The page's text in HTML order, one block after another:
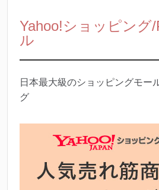
Yahoo!ショッピング
ル
日本最大級のショッピングモー
グ